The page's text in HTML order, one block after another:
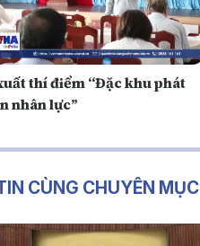
thí điểm “Đặc khu phát
nhân lực”
CÙNG CHUYÊN MỤC